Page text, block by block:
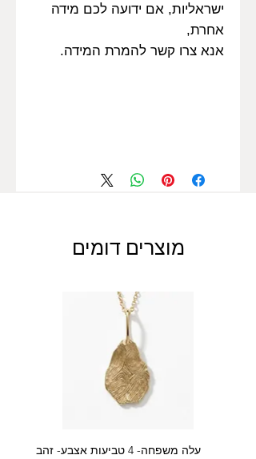
ישראליות, אם ידועה לכם מידה
אחרת,
אנא צרו קשר להמרת המידה.
מוצרים דומים
עלה משפחה- 4 טביעות אצבע- זהב